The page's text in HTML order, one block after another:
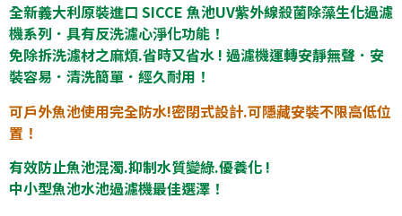
全新義大利原裝進口 SICCE 魚池UV紫外線殺菌除藻生化過濾
機系列．具有反洗濾心淨化功能！
免除拆洗濾材之麻煩.省時又省水 ! 過濾機運轉安靜無聲．安
裝容易．清洗簡單．經久耐用！
可戶外魚池使用完全防水!密閉式設計.可隱藏安裝不限高低位
置！
有效防止魚池混濁.抑制水質變綠.優養化 !
中小型魚池水池過濾機最佳選澤！